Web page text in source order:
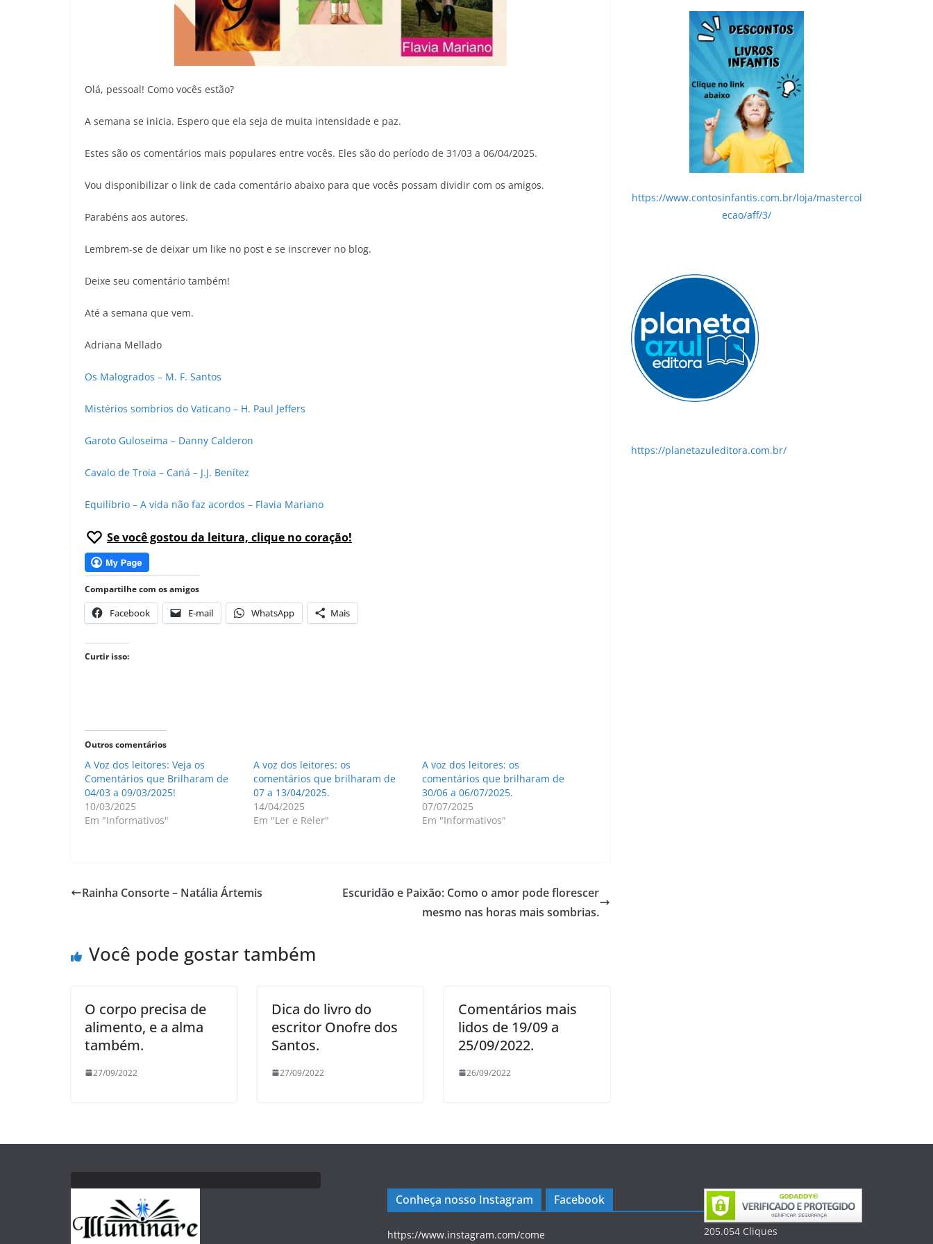
Olá, pessoal! Como vocês estão?
A semana se inicia. Espero que ela seja de muita intensidade e paz.
Estes são os comentários mais populares entre vocês. Eles são do período de 31/03 a 06/04/2025.
Vou disponibilizar o link de cada comentário abaixo para que vocês possam dividir com os amigos.
Parabéns aos autores.
Lembrem-se de deixar um like no post e se inscrever no blog.
Deixe seu comentário também!
Até a semana que vem.
Adriana Mellado
Os Malogrados – M. F. Santos
Mistérios sombrios do Vaticano – H. Paul Jeffers
Garoto Guloseima – Danny Calderon
Cavalo de Troia – Caná – J.J. Benítez
Equilíbrio – A vida não faz acordos – Flavia Mariano
Se você gostou da leitura, clique no coração!
Compartilhe com os amigos
Facebook E-mail WhatsApp Mais
Curtir isso:
Outros comentários
A Voz dos leitores: Veja os
Comentários que Brilharam de
04/03 a 09/03/2025!
10/03/2025
Em "Informativos"
A voz dos leitores: os
comentários que brilharam de
07 a 13/04/2025.
14/04/2025
Em "Ler e Reler"
A voz dos leitores: os
comentários que brilharam de
30/06 a 06/07/2025.
07/07/2025
Em "Informativos"
Rainha Consorte – Natália Ártemis
Escuridão e Paixão: Como o amor pode florescer
mesmo nas horas mais sombrias.
Você pode gostar também
O corpo precisa de
alimento, e a alma
também.
27/09/2022
Dica do livro do
escritor Onofre dos
Santos.
27/09/2022
Comentários mais
lidos de 19/09 a
25/09/2022.
26/09/2022
https://www.contosinfantis.com.br/loja/mastercol
ecao/aff/3/
https://planetazuleditora.com.br/
Conheça nosso Instagram
https://www.instagram.com/come
Facebook
205.054 Cliques